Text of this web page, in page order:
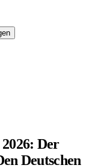
Der
Deutschen